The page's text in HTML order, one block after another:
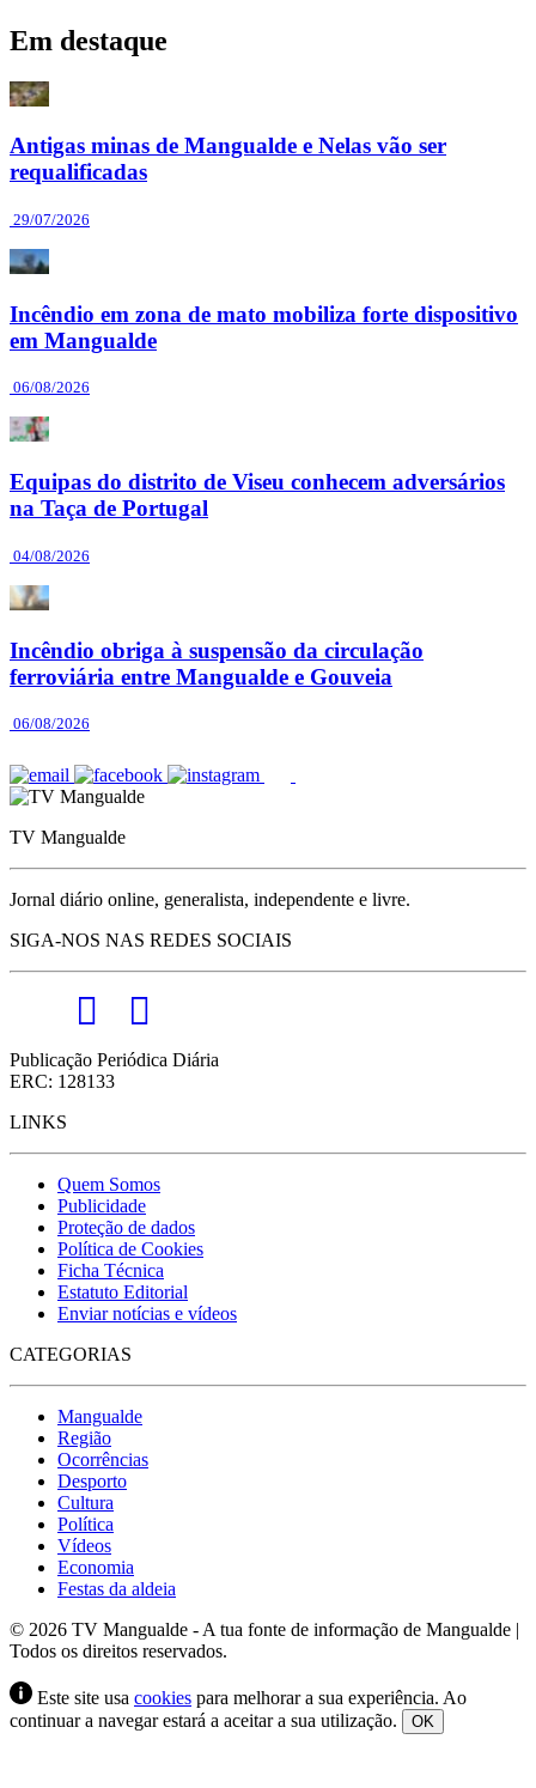
Em destaque
Antigas minas de Mangualde e Nelas vão ser
requalificadas
29/07/2026
Incêndio em zona de mato mobiliza forte dispositivo
em Mangualde
06/08/2026
Equipas do distrito de Viseu conhecem adversários
na Taça de Portugal
04/08/2026
Incêndio obriga à suspensão da circulação
ferroviária entre Mangualde e Gouveia
06/08/2026
TV Mangualde
Jornal diário online, generalista, independente e livre.
SIGA-NOS NAS REDES SOCIAIS
Publicação Periódica Diária
ERC: 128133
LINKS
Quem Somos
Publicidade
Proteção de dados
Política de Cookies
Ficha Técnica
Estatuto Editorial
Enviar notícias e vídeos
CATEGORIAS
Mangualde
Região
Ocorrências
Desporto
Cultura
Política
Vídeos
Economia
Festas da aldeia
© 2026 TV Mangualde - A tua fonte de informação de Mangualde |
Todos os direitos reservados.
Este site usa cookies para melhorar a sua experiência. Ao
continuar a navegar estará a aceitar a sua utilização.
OK